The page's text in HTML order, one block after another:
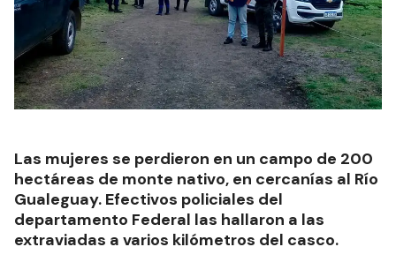
Las mujeres se perdieron en un campo de 200
hectáreas de monte nativo, en cercanías al Río
Gualeguay. Efectivos policiales del
departamento Federal las hallaron a las
extraviadas a varios kilómetros del casco.